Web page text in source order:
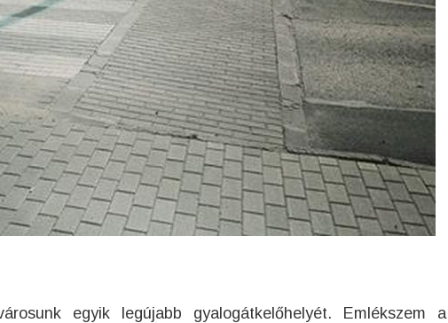
egyik legújabb gyalogátkelőhelyét. Emlékszem a